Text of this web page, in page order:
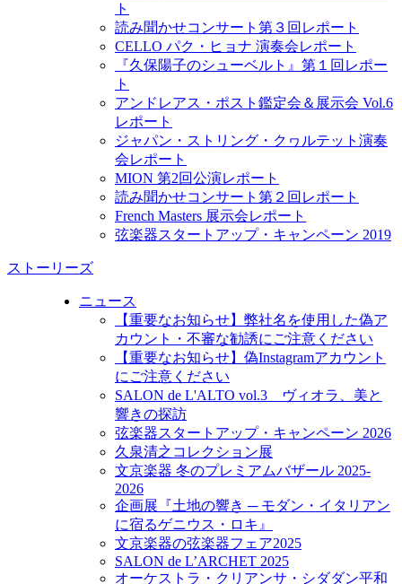
ト
読み聞かせコンサート第３回レポート
CELLO パク・ヒョナ 演奏会レポート
『久保陽子のシューベルト』第１回レポー
ト
アンドレアス・ポスト鑑定会＆展示会 Vol.6
レポート
ジャパン・ストリング・クヮルテット演奏
会レポート
MION 第2回公演レポート
読み聞かせコンサート第２回レポート
French Masters 展示会レポート
弦楽器スタートアップ・キャンペーン 2019
ストーリーズ
ニュース
【重要なお知らせ】弊社名を使用した偽ア
カウント・不審な勧誘にご注意ください
【重要なお知らせ】偽Instagramアカウント
にご注意ください
SALON de L'ALTO vol.3 ヴィオラ、美と
響きの探訪
弦楽器スタートアップ・キャンペーン 2026
久泉清之コレクション展
文京楽器 冬のプレミアムバザール 2025-
2026
企画展『土地の響き ─ モダン・イタリアン
に宿るゲニウス・ロキ』
文京楽器の弦楽器フェア2025
SALON de L’ARCHET 2025
オーケストラ・クリアンサ・シダダン平和